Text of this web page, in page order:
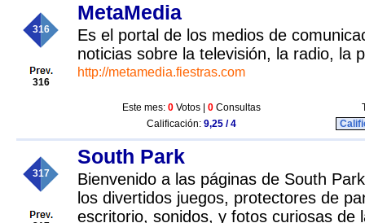
316
316
MetaMedia
Es el portal de los medios de
noticias sobre la televisión, la radio, la
http://metamedia.fiestras.com
Este mes: 0 Votos | 0 Consultas
Calificación: 9,25 / 4
317
South Park
Bienvenido a las páginas de South
los divertidos juegos, protectores de
escritorio, sonidos, y fotos curiosas de